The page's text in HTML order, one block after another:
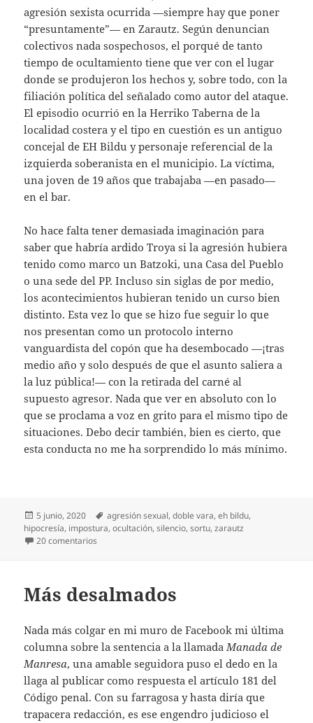
agresión sexista ocurrida —siempre hay que poner
“presuntamente”— en Zarautz. Según denuncian
colectivos nada sospechosos, el porqué de tanto
tiempo de ocultamiento tiene que ver con el lugar
donde se produjeron los hechos y, sobre todo, con la
filiación política del señalado como autor del ataque.
El episodio ocurrió en la Herriko Taberna de la
localidad costera y el tipo en cuestión es un antiguo
concejal de EH Bildu y personaje referencial de la
izquierda soberanista en el municipio. La víctima,
una joven de 19 años que trabajaba —en pasado—
en el bar.
No hace falta tener demasiada imaginación para
saber que habría ardido Troya si la agresión hubiera
tenido como marco un Batzoki, una Casa del Pueblo
o una sede del PP. Incluso sin siglas de por medio,
los acontecimientos hubieran tenido un curso bien
distinto. Esta vez lo que se hizo fue seguir lo que
nos presentan como un protocolo interno
vanguardista del copón que ha desembocado —¡tras
medio año y solo después de que el asunto saliera a
la luz pública!— con la retirada del carné al
supuesto agresor. Nada que ver en absoluto con lo
que se proclama a voz en grito para el mismo tipo de
situaciones. Debo decir también, bien es cierto, que
esta conducta no me ha sorprendido lo más mínimo.
Publicado
el
5 junio, 2020 Etiquetas
agresión sexual,doble vara,eh bildu,
hipocresía, impostura,ocultación,silencio,sortu,zarautz
20 comentarios
Más desalmados
Nada más colgar en mi muro de Facebook mi última
columna sobre la sentencia a la llamada Manada de
Manresa, una amable seguidora puso el dedo en la
llaga al publicar como respuesta el artículo 181 del
Código penal. Con su farragosa y hasta diría que
trapacera redacción, es ese engendro judicioso el